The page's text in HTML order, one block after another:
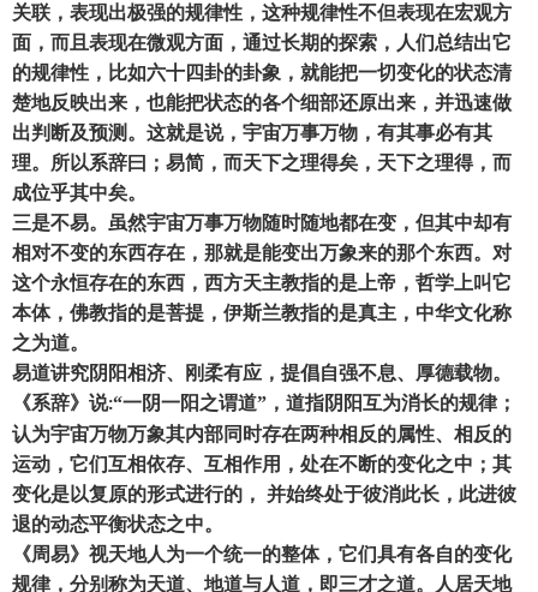
关联 ， 表现出极强的规律性 ， 这种规律性不但表现在宏观方
面 ， 而且表现在微观方面 ， 通过长期的探索 ， 人们总结出它
的规律性 ， 比如六十四卦的卦象 ， 就能把一切变化的状态清
楚地反映出来 ， 也能把状态的各个细部还原出来 ， 并迅速做
出判断及预测。这就是说， 宇宙万事万物 ， 有其事必有其
理。所以系辞曰 ； 易简 ， 而天下之理得矣 ， 天下之理得， 而
成位乎其中矣。
三是不易。虽然宇宙万事万物随时随地都在变 ， 但其中却有
相对不变的东西存在 ， 那就是能变出万象来的那个东西。对
这个永恒存在的东西 ， 西方天主教指的是上帝 ， 哲学上叫它
本体， 佛教指的是菩提 ， 伊斯兰教指的是真主 ， 中华文化称
之为道。
易道讲究阴阳相济、刚柔有应 ， 提倡自强不息、厚德载物。
《系辞》说:“一阴一阳之谓道” ， 道指阴阳互为消长的规律；
认为宇宙万物万象其内部同时存在两种相反的属性、相反的
运动 ， 它们互相依存、互相作用 ， 处在不断的变化之中 ； 其
变化是以复原的形式进行的 ， 并始终处于彼消此长 ， 此进彼
退的动态平衡状态之中。
《周易》视天地人为一个统一的整体， 它们具有各自的变化
规律， 分别称为天道、地道与人道 ， 即三才之道。人居天地